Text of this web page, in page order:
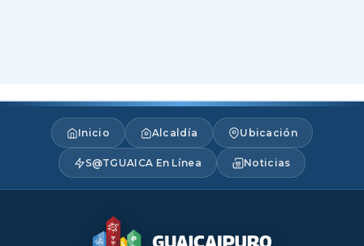
Inicio Alcaldía Ubicación
S@TGUAICA En Línea Noticias